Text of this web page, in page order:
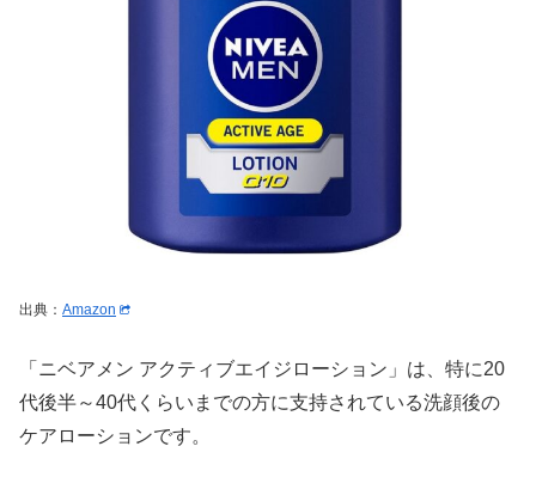
出典： Amazon
「ニベアメン アクティブエイジローション」は、特に20
代後半～40代くらいまでの方に支持されている洗顔後の
ケアローションです。